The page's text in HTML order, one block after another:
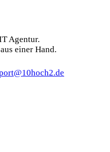
Agentur.
einer Hand.